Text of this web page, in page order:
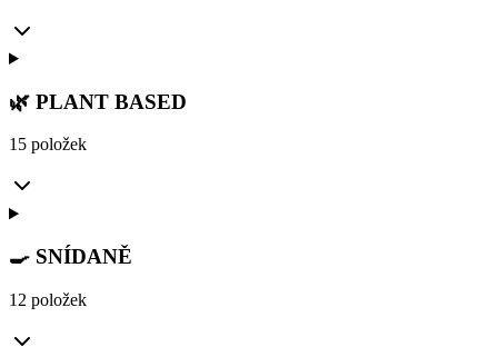
🌿 PLANT BASED
15 položek
🍳 SNÍDANĚ
12 položek